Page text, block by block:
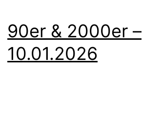
90er & 2000er –
10.01.2026